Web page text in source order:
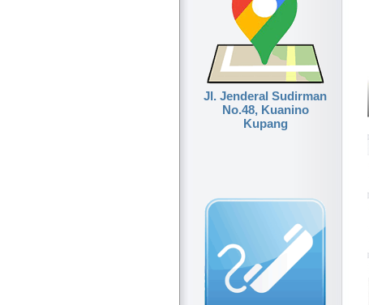
Jl. Jenderal Sudirman
No.48, Kuanino
Kupang